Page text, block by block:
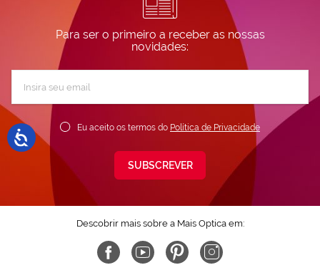
Para ser o primeiro a receber as nossas
novidades:
Newsletter:
Eu aceito os termos do Política de Privacidade
SUBSCREVER
Descobrir mais sobre a Mais Optica em: